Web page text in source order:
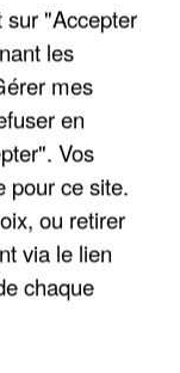
sur "Accepter
les
mes
en
Vos
pour ce site.
ou retirer
via le lien
chaque